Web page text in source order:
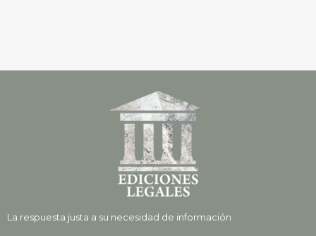
La respuesta justa a su necesidad de información